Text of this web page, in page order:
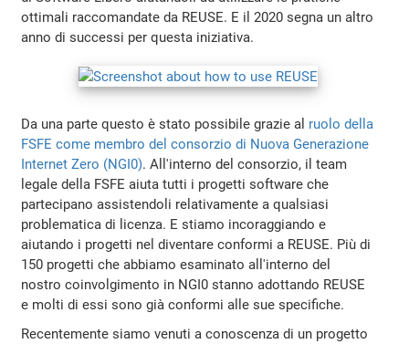
ottimali raccomandate da REUSE. E il 2020 segna un altro
anno di successi per questa iniziativa.
Da una parte questo è stato possibile grazie al ruolo della
FSFE come membro del consorzio di Nuova Generazione
Internet Zero (NGI0). All'interno del consorzio, il team
legale della FSFE aiuta tutti i progetti software che
partecipano assistendoli relativamente a qualsiasi
problematica di licenza. E stiamo incoraggiando e
aiutando i progetti nel diventare conformi a REUSE. Più di
150 progetti che abbiamo esaminato all'interno del
nostro coinvolgimento in NGI0 stanno adottando REUSE
e molti di essi sono già conformi alle sue specifiche.
Recentemente siamo venuti a conoscenza di un progetto